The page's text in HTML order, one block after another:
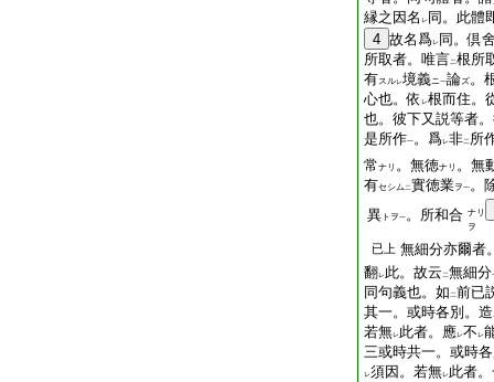
縁之因名 レ 同。此體
4 故名爲レ 同。倶
所取者。唯言二根所
有スルレ境義ニ一論ズ。
心也。依 レ根而住。
也。彼下又説等者
是所作一。爲レ非二 所
常ナリ 。無徳ナリ 。無
有セシム二實徳業ヲ一。
異 トヲ一。所和合 ナリ
ヲ
已上 無細分亦爾者
翻レ此。故云 二無細分
同句義也。如 二前已
其一。或時各別。造
若無レ此者。應レ不 レ
三或時共一。或時
レ須因。若無レ此者